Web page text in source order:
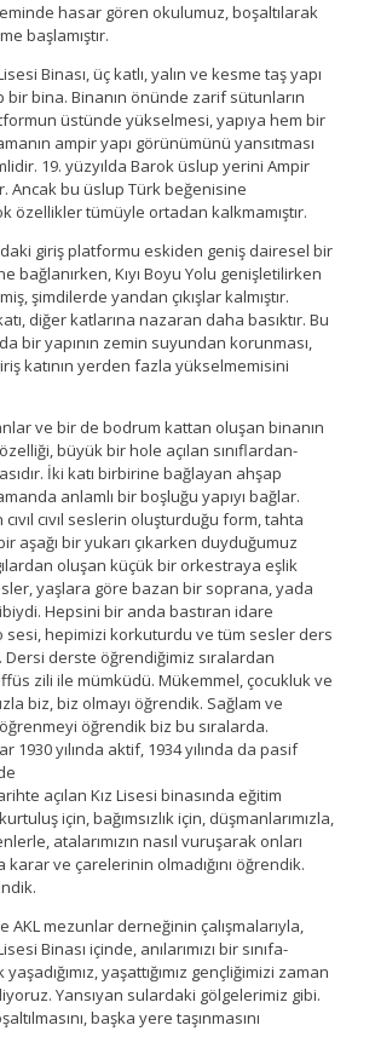
hasar gören okulumuz, boşaltılarak
başlamıştır.
Binası, üç katlı, yalın ve kesme taş yapı
bina. Binanın önünde zarif sütunların
üstünde yükselmesi, yapıya hem bir
ampir yapı görünümünü yansıtması
19. yüzyılda Barok üslup yerini Ampir
Ancak bu üslup Türk beğenisine
özellikler tümüyle ortadan kalkmamıştır.
giriş platformu eskiden geniş dairesel bir
bağlanırken, Kıyı Boyu Yolu genişletilirken
şimdilerde yandan çıkışlar kalmıştır.
diğer katlarına nazaran daha basıktır. Bu
bir yapının zemin suyundan korunması,
katının yerden fazla yükselmemisini
ve bir de bodrum kattan oluşan binanın
büyük bir hole açılan sınıflardan-
İki katı birbirine bağlayan ahşap
anlamlı bir boşluğu yapıyı bağlar.
cıvıl cıvıl seslerin oluşturduğu form, tahta
aşağı bir yukarı çıkarken duyduğumuz
oluşan küçük bir orkestraya eşlik
yaşlara göre bazan bir soprana, yada
Hepsini bir anda bastıran idare
sesi, hepimizi korkuturdu ve tüm sesler ders
derste öğrendiğimiz sıralardan
zili ile mümküdü. Mükemmel, çocukluk ve
biz, biz olmayı öğrendik. Sağlam ve
öğrendik biz bu sıralarda.
1930 yılında aktif, 1934 yılında da pasif
açılan Kız Lisesi binasında eğitim
için, bağımsızlık için, düşmanlarımızla,
atalarımızın nasıl vuruşarak onları
ve çarelerinin olmadığını öğrendik.
AKL mezunlar derneğinin çalışmalarıyla,
Binası içinde, anılarımızı bir sınıfa-
yaşadığımız, yaşattığımız gençliğimizi zaman
Yansıyan sulardaki gölgelerimiz gibi.
başka yere taşınmasını